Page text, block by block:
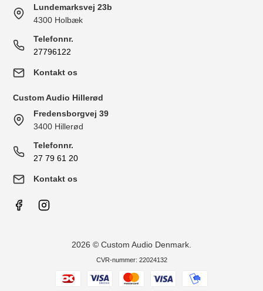
Lundemarksvej 23b
4300 Holbæk
Telefonnr.
27796122
Kontakt os
Custom Audio Hillerød
Fredensborgvej 39
3400 Hillerød
Telefonnr.
27 79 61 20
Kontakt os
2026 © Custom Audio Denmark.
CVR-nummer: 22024132